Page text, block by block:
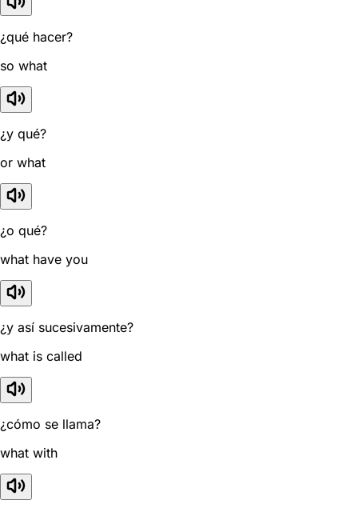
¿qué hacer?
so what
¿y qué?
or what
¿o qué?
what have you
¿y así sucesivamente?
what is called
¿cómo se llama?
what with